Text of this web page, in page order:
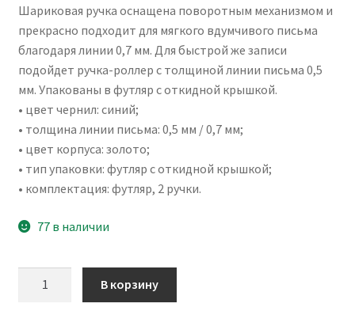
Шариковая ручка оснащена поворотным механизмом и
прекрасно подходит для мягкого вдумчивого письма
благодаря линии 0,7 мм. Для быстрой же записи
подойдет ручка-роллер с толщиной линии письма 0,5
мм. Упакованы в футляр с откидной крышкой.
• цвет чернил: синий;
• толщина линии письма: 0,5 мм / 0,7 мм;
• цвет корпуса: золото;
• тип упаковки: футляр с откидной крышкой;
• комплектация: футляр, 2 ручки.
77 в наличии
В корзину